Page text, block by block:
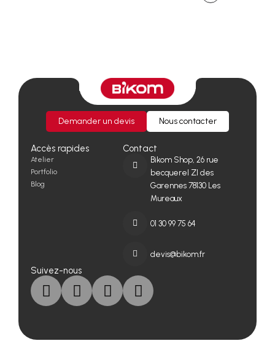
Demander un devis Nous contacter
Accès rapides
Atelier
Portfolio
Blog
Contact
Bikom Shop, 26 rue
becquerel ZI des
Garennes 78130 Les
Mureaux
01 30 99 75 64
devis@bikom.fr
Suivez-nous